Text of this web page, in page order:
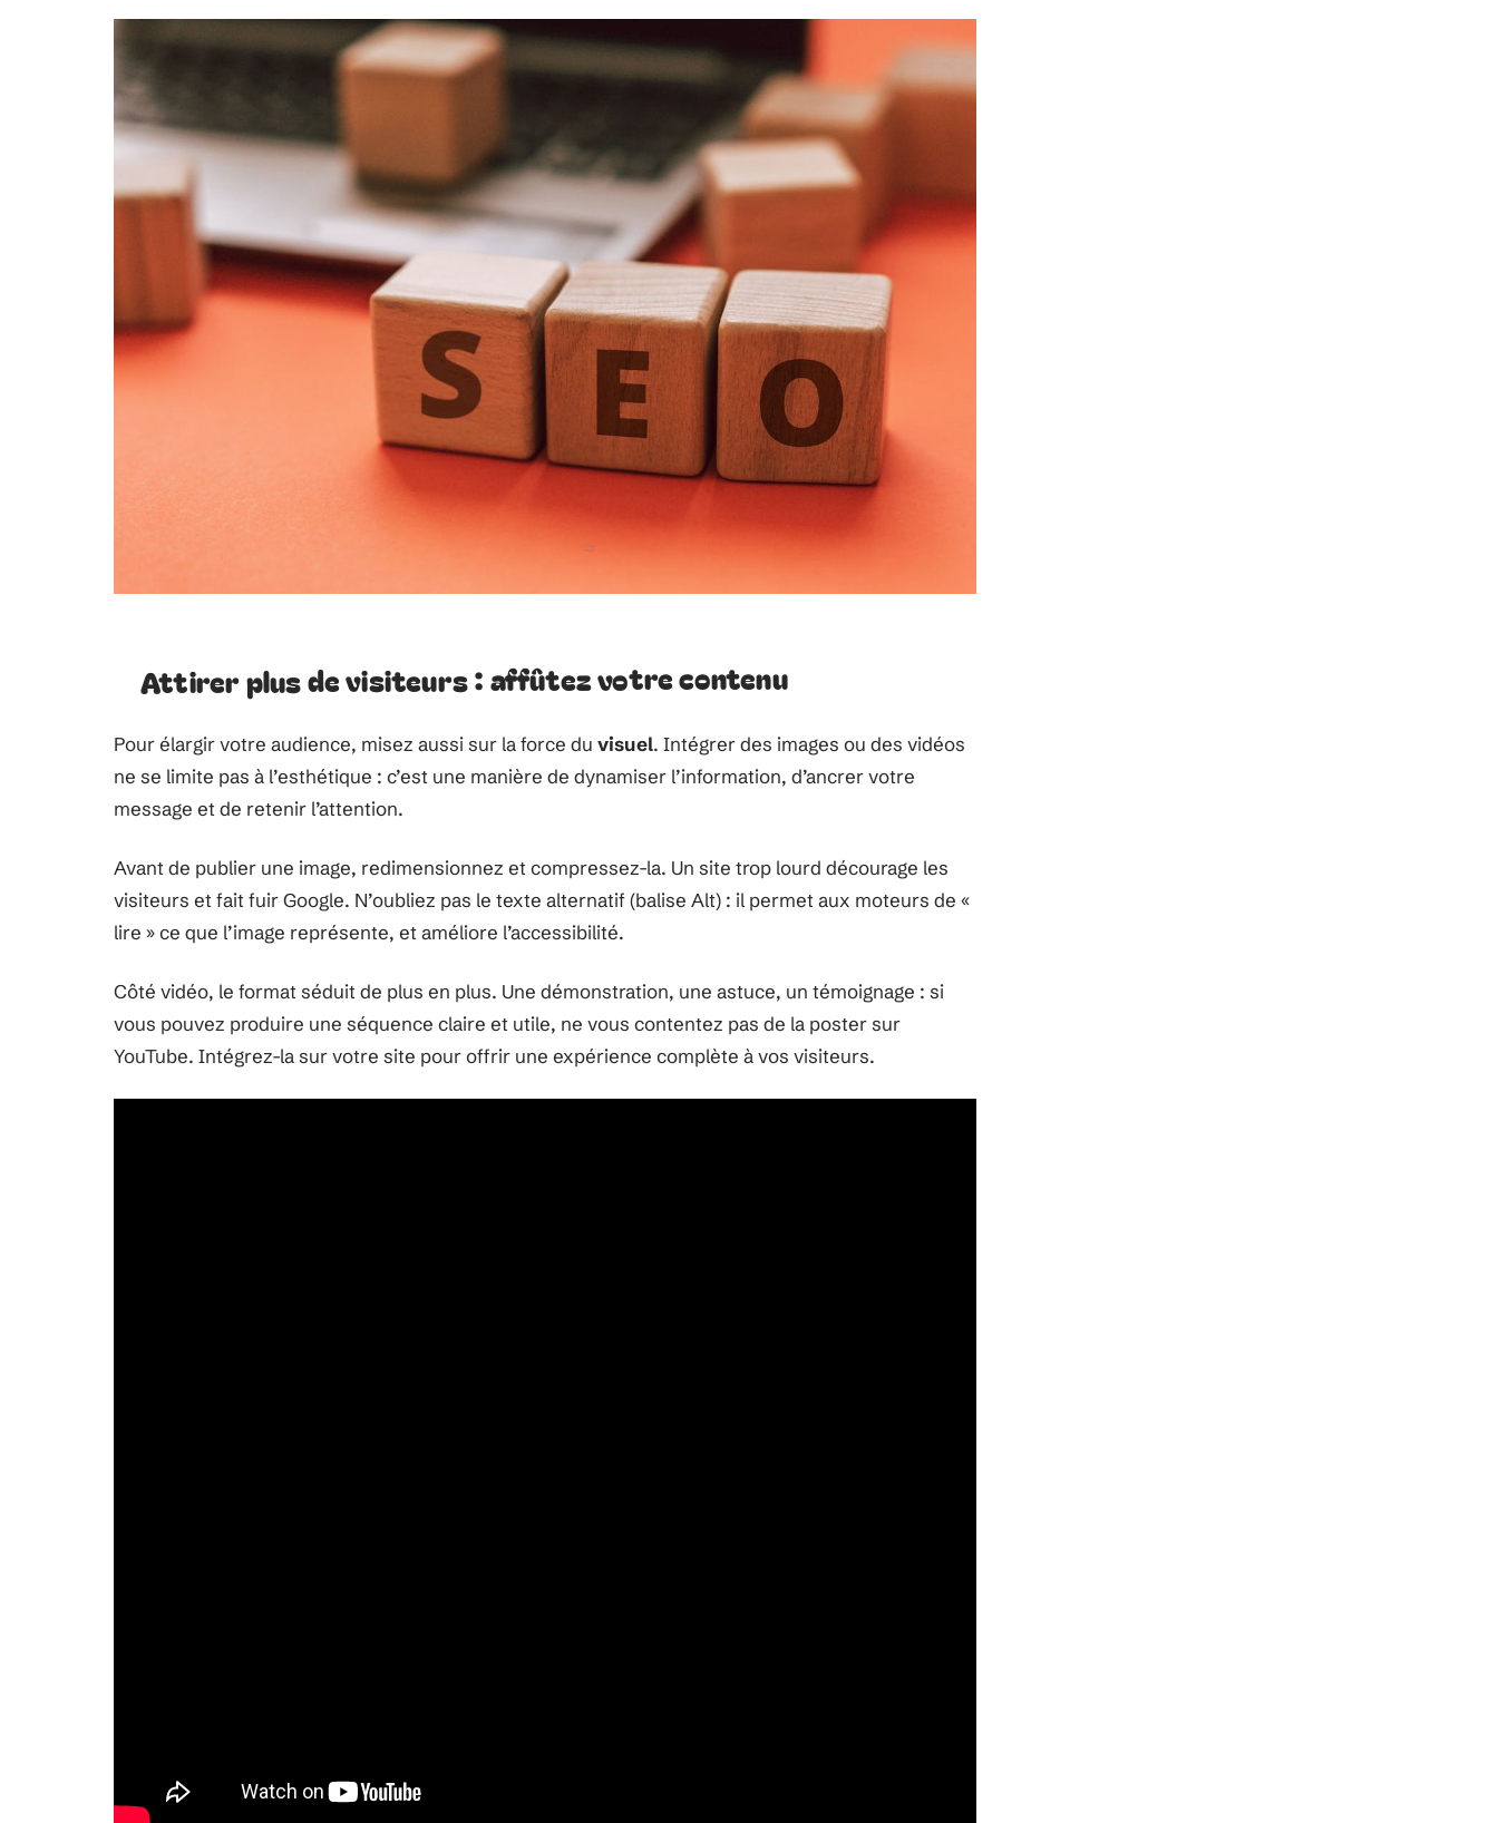
Attirer plus de visiteurs : affûtez votre contenu
Pour élargir votre audience, misez aussi sur la force du visuel. Intégrer des images ou des vidéos
ne se limite pas à l’esthétique : c’est une manière de dynamiser l’information, d’ancrer votre
message et de retenir l’attention.
Avant de publier une image, redimensionnez et compressez-la. Un site trop lourd décourage les
visiteurs et fait fuir Google. N’oubliez pas le texte alternatif (balise Alt) : il permet aux moteurs de «
lire » ce que l’image représente, et améliore l’accessibilité.
Côté vidéo, le format séduit de plus en plus. Une démonstration, une astuce, un témoignage : si
vous pouvez produire une séquence claire et utile, ne vous contentez pas de la poster sur
YouTube. Intégrez-la sur votre site pour offrir une expérience complète à vos visiteurs.